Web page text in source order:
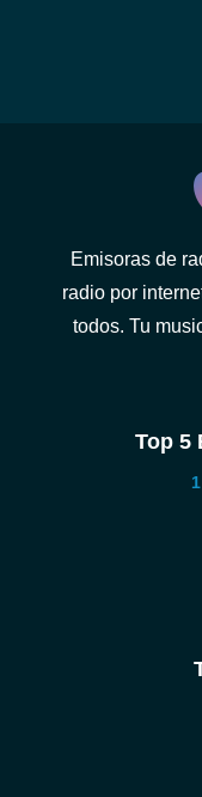
Emisoras de
radio por
todos. Tu
Top 5